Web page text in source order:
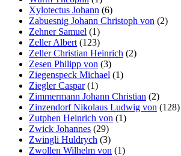
Xylotectus Johann (6)
Zabuesnig Johann Christoph von (2)
Zehner Samuel (1)
Zeller Albert (123)
Zeller Christian Heinrich (2)
Zesen Philipp von (3)
Ziegenspeck Michael (1)
Ziegler Caspar(1)
Zimmermann Johann Christian (2)
Zinzendorf Nikolaus Ludwig von (128)
Zutphen Heinrich von (1)
Zwick Johannes (29)
Zwingli Huldrych (3)
Zwollen Wilhelm von (1)